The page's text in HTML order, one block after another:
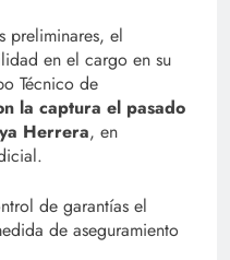
preliminares, el
en el cargo en su
Técnico de
la captura el pasado
Herrera, en
de garantías el
de aseguramiento